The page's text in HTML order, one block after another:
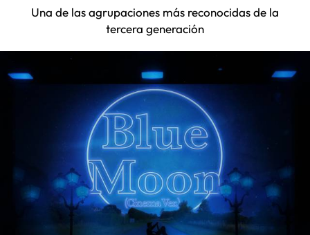
Una de las agrupaciones más reconocidas de la
tercera generación